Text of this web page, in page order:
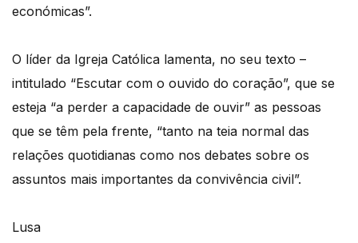
económicas”.
O líder da Igreja Católica lamenta, no seu texto –
intitulado “Escutar com o ouvido do coração”, que se
esteja “a perder a capacidade de ouvir” as pessoas
que se têm pela frente, “tanto na teia normal das
relações quotidianas como nos debates sobre os
assuntos mais importantes da convivência civil”.
Lusa